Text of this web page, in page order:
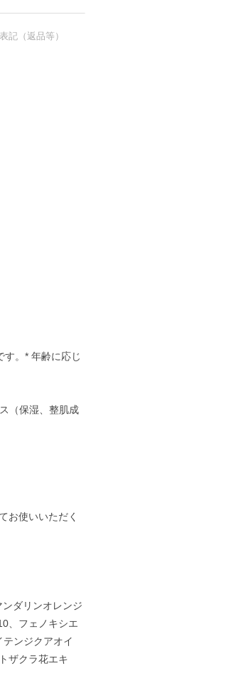
記（返品等）
す。* 年齢に応じ
（保湿、整肌成
お使いいただく
ダリンオレンジ
、フェノキシエ
ンジクアオイ
ザクラ花エキ